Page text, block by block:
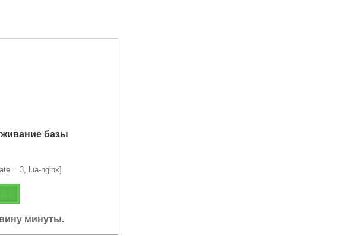
базы
= 3, lua-nginx]
минуты.